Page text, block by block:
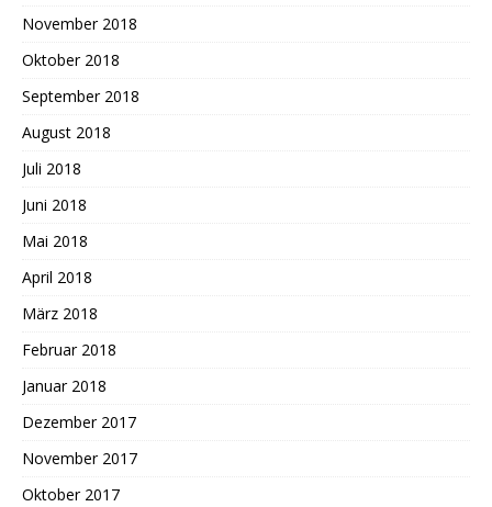
November 2018
Oktober 2018
September 2018
August 2018
Juli 2018
Juni 2018
Mai 2018
April 2018
März 2018
Februar 2018
Januar 2018
Dezember 2017
November 2017
Oktober 2017